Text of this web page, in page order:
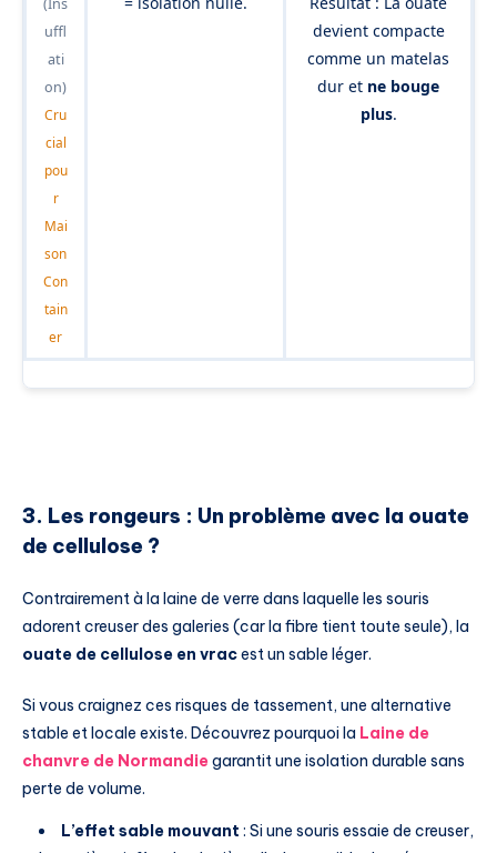
uffl
ati
on)
Cru
cial
pou
r
Mai
son
Con
tain
er
devient compacte
comme un matelas
dur et ne bouge
plus.
3. Les rongeurs : Un problème avec la ouate
de cellulose ?
Contrairement à la laine de verre dans laquelle les souris
adorent creuser des galeries (car la fibre tient toute seule), la
ouate de cellulose en vracest un sable léger.
Si vous craignez ces risques de tassement, une alternative
stable et locale existe. Découvrez pourquoi la Laine de
chanvre de Normandie garantit une isolation durable sans
perte de volume.
L’effet sable mouvant : Si une souris essaie de creuser,